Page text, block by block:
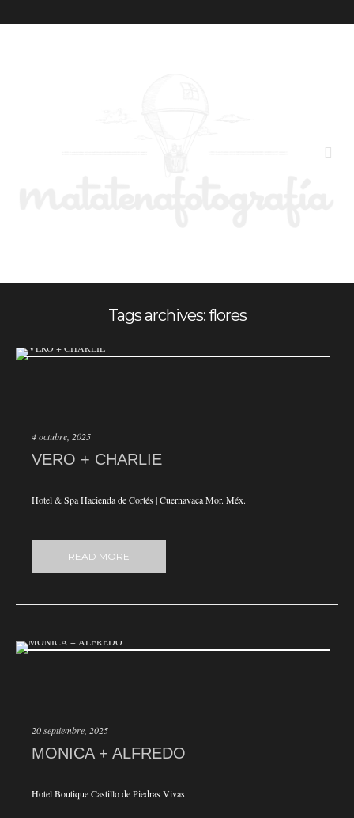
Tags archives: flores
4 octubre, 2025
VERO + CHARLIE
Hotel & Spa Hacienda de Cortés | Cuernavaca Mor. Méx.
READ MORE
20 septiembre, 2025
MONICA + ALFREDO
Hotel Boutique Castillo de Piedras Vivas